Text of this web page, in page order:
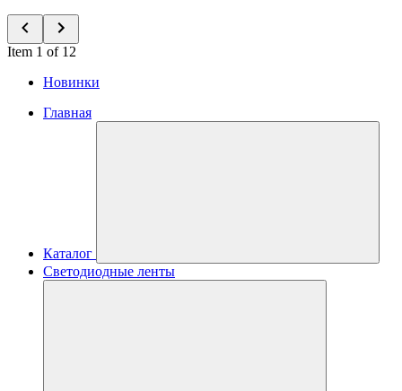
Item 1 of 12
Новинки
Главная
Каталог
Светодиодные ленты